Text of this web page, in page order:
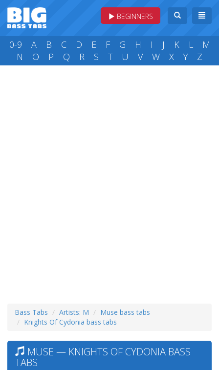
BEGINNERS
0-9 A B C D E F G H I J K L
M
N
O P Q R S T U V W X Y Z
Bass Tabs Artists: M
Muse bass tabs
Knights Of Cydonia bass tabs
MUSE — KNIGHTS OF CYDONIA BASS
TABS